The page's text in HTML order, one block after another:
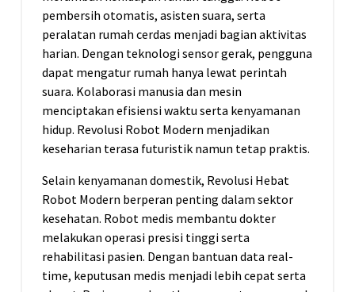
pembersih otomatis, asisten suara, serta
peralatan rumah cerdas menjadi bagian aktivitas
harian. Dengan teknologi sensor gerak, pengguna
dapat mengatur rumah hanya lewat perintah
suara. Kolaborasi manusia dan mesin
menciptakan efisiensi waktu serta kenyamanan
hidup. Revolusi Robot Modern menjadikan
keseharian terasa futuristik namun tetap praktis.
Selain kenyamanan domestik, Revolusi Hebat
Robot Modern berperan penting dalam sektor
kesehatan. Robot medis membantu dokter
melakukan operasi presisi tinggi serta
rehabilitasi pasien. Dengan bantuan data real-
time, keputusan medis menjadi lebih cepat serta